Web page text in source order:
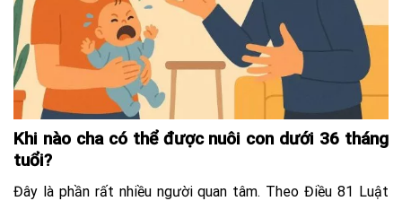
Khi nào cha có thể được nuôi con dưới 36 tháng
tuổi?
Đây là phần rất nhiều người quan tâm. Theo Điều 81 Luật